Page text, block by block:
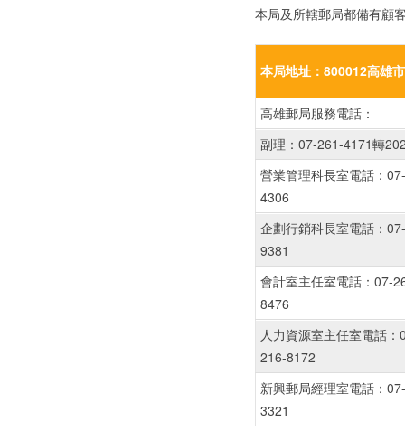
本局及所轄郵局都備有顧
本局地址：800012高雄
高雄郵局服務電話：
副理：07-261-4171轉
營業管理科長室電話：
4306
企劃行銷科長室電話：
9381
會計室主任室電話：07-
8476
人力資源室主任室電話
216-8172
新興郵局經理室電話：
3321